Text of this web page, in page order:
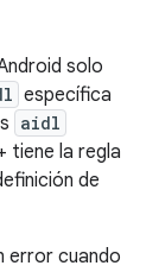
solo
específica
aidl
tiene la regla
de
error cuando